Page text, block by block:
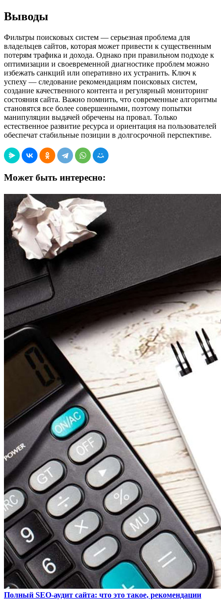
Выводы
Фильтры поисковых систем — серьезная проблема для
владельцев сайтов, которая может привести к существенным
потерям трафика и дохода. Однако при правильном подходе к
оптимизации и своевременной диагностике проблем можно
избежать санкций или оперативно их устранить. Ключ к
успеху — следование рекомендациям поисковых систем,
создание качественного контента и регулярный мониторинг
состояния сайта. Важно помнить, что современные алгоритмы
становятся все более совершенными, поэтому попытки
манипуляции выдачей обречены на провал. Только
естественное развитие ресурса и ориентация на пользователей
обеспечат стабильные позиции в долгосрочной перспективе.
Может быть интересно:
Полный SEO-аудит сайта: что это такое, рекомендации